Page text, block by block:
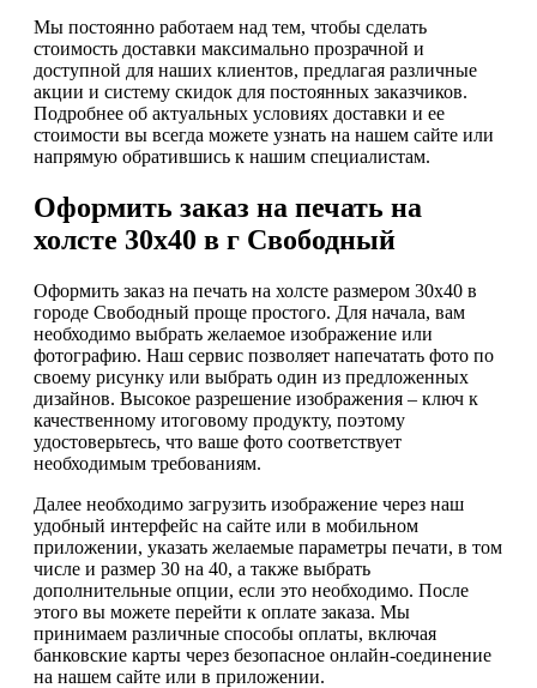
Мы постоянно работаем над тем, чтобы сделать
стоимость доставки максимально прозрачной и
доступной для наших клиентов, предлагая различные
акции и систему скидок для постоянных заказчиков.
Подробнее об актуальных условиях доставки и ее
стоимости вы всегда можете узнать на нашем сайте или
напрямую обратившись к нашим специалистам.
Оформить заказ на печать на
холсте 30х40 в г Свободный
Оформить заказ на печать на холсте размером 30х40 в
городе Свободный проще простого. Для начала, вам
необходимо выбрать желаемое изображение или
фотографию. Наш сервис позволяет напечатать фото по
своему рисунку или выбрать один из предложенных
дизайнов. Высокое разрешение изображения – ключ к
качественному итоговому продукту, поэтому
удостоверьтесь, что ваше фото соответствует
необходимым требованиям.
Далее необходимо загрузить изображение через наш
удобный интерфейс на сайте или в мобильном
приложении, указать желаемые параметры печати, в том
числе и размер 30 на 40, а также выбрать
дополнительные опции, если это необходимо. После
этого вы можете перейти к оплате заказа. Мы
принимаем различные способы оплаты, включая
банковские карты через безопасное онлайн-соединение
на нашем сайте или в приложении.